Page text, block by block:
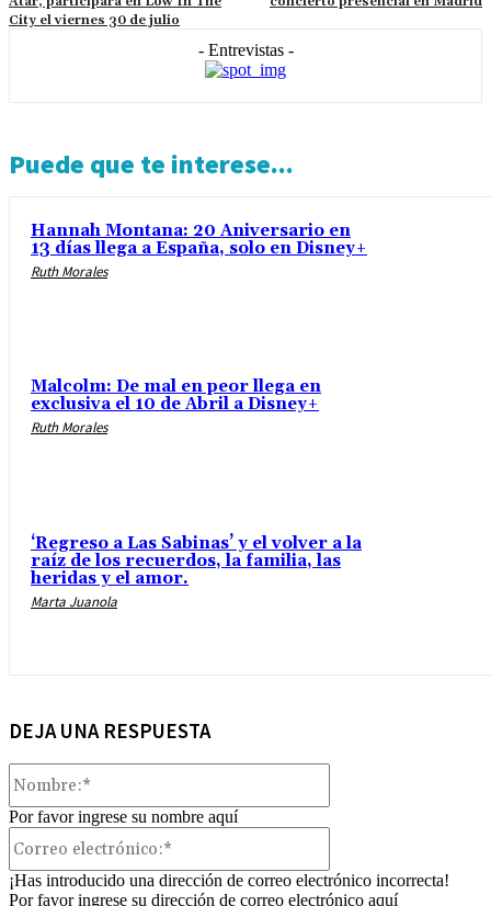
City el viernes 30 de julio
- Entrevistas -
Puede que te interese...
Hannah Montana: 20 Aniversario en
13 días llega a España, solo en Disney+
Ruth Morales
Malcolm: De mal en peor llega en
exclusiva el 10 de Abril a Disney+
Ruth Morales
‘Regreso a Las Sabinas’ y el volver a la
raíz de los recuerdos, la familia, las
heridas y el amor.
Marta Juanola
DEJA UNA RESPUESTA
Por favor ingrese su nombre aquí
¡Has introducido una dirección de correo electrónico incorrecta!
Por favor ingrese su dirección de correo electrónico aquí